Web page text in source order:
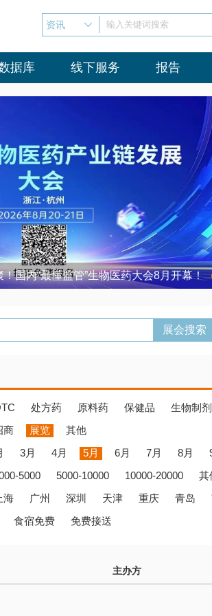
资讯 输入关键词搜索
据库 线下服务 报告
国内“最懂监管”生物医药大会8月开幕！
处方药 原料药 保健品 生物制剂
商 展览
其他
3月 4月 5月 6月 7月 8月
5000 5000-10000 10000-20000
其
海 广州 深圳 天津 重庆 青岛
食宿免费 免费接送
主办方